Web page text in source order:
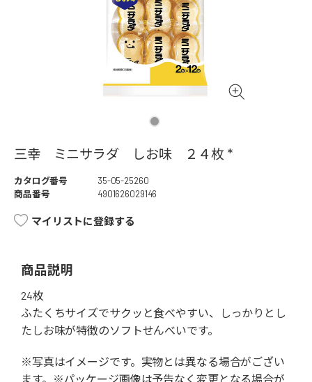
三幸 ミニサラダ しお味 ２４枚 *
カタログ番号
35-05-25260
商品番号
4901626029146
マイリストに登録する
商品説明
24枚
ふたくちサイズでサクッと食べやすい、しっかりとし
たしお味が特徴のソフトせんべいです。
※写真はイメージです。実物とは異なる場合がござい
ます。※パッケージ画像は予告なく変更となる場合が